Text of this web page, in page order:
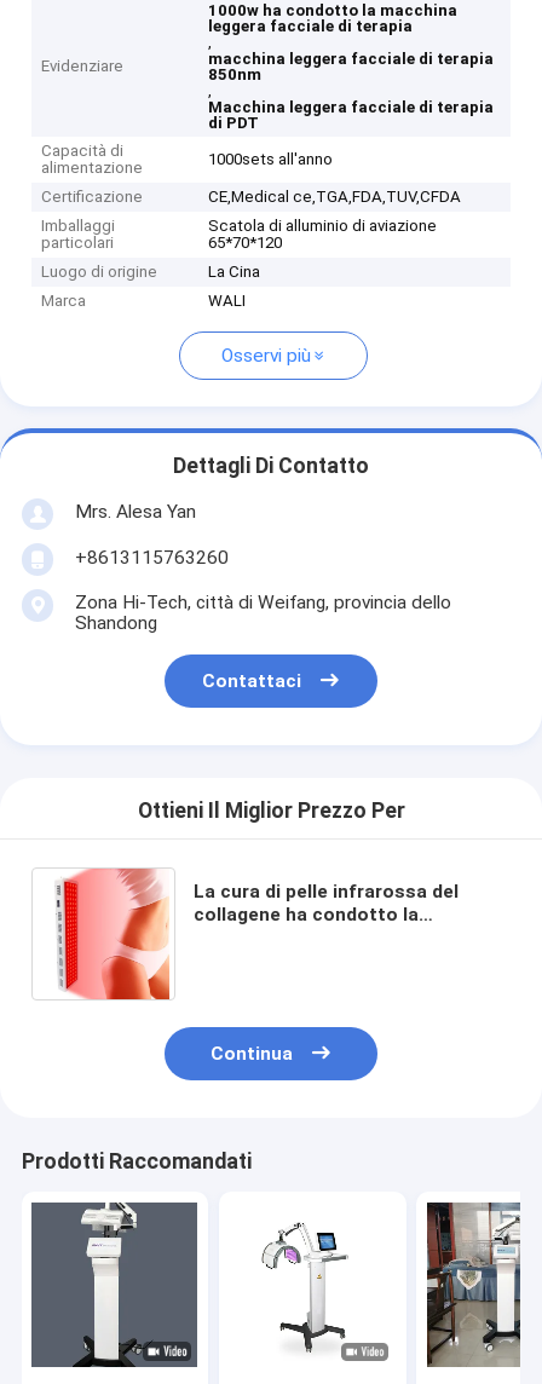
Evidenziare
1000w ha condotto la macchina
leggera facciale di terapia
,
macchina leggera facciale di terapia
850nm
,
Macchina leggera facciale di terapia
di PDT
Capacità di
alimentazione
1000sets all'anno
Certificazione
CE,Medical ce,TGA,FDA,TUV,CFDA
Imballaggi
particolari
Scatola di alluminio di aviazione
65*70*120
Luogo di origine
La Cina
Marca
WALI
Osservi più
Dettagli Di Contatto
Mrs. Alesa Yan
+8613115763260
Zona Hi-Tech, città di Weifang, provincia dello
Shandong
Contattaci
Ottieni Il Miglior Prezzo Per
La cura di pelle infrarossa del
collagene ha condotto la
Continua
Prodotti Raccomandati